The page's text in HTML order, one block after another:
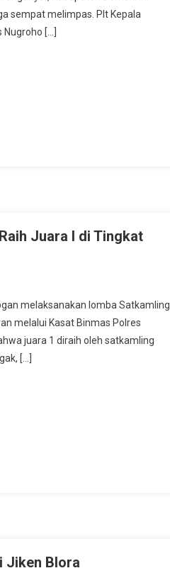
sempat melimpas. Plt Kepala
[…]
Juara I di Tingkat
melaksanakan lomba Satkamling
melalui Kasat Binmas Polres
juara 1 diraih oleh satkamling
[…]
Jiken Blora